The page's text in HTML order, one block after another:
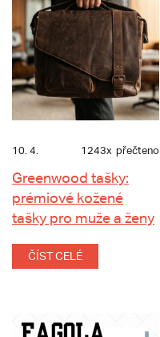
10. 4. 1243x přečteno
Greenwood tašky:
prémiové kožené
tašky pro muže a ženy
ČÍST CELÉ